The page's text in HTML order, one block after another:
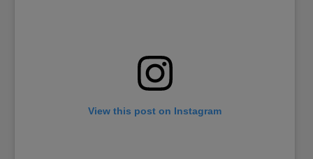
View this post on Instagram